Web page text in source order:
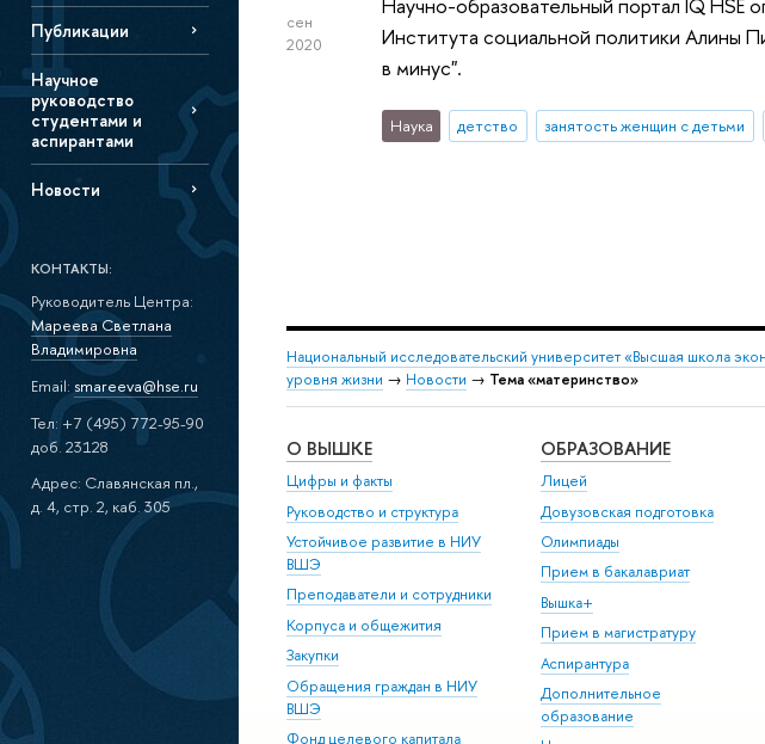
Публикации
Научное
руководство
студентами и
аспирантами
Новости
КОНТАКТЫ:
Руководитель Центра:
Мареева Светлана
Владимировна
Email: smareeva@hse.ru
Тел: +7 (495) 772-95-90
доб. 23128
Адрес: Славянская пл.,
д. 4, стр. 2, каб. 305
сен
2020
Института социальной политики Алины
в минус".
Наука детство занятость женщин с детьми
Национальный исследовательский университет «Высшая школа
уровня жизни → Новости → Тема «материнство»
О ВЫШКЕ
Цифры и факты
Руководство и структура
Устойчивое развитие в НИУ
ВШЭ
Преподаватели и сотрудники
Корпуса и общежития
Закупки
Обращения граждан в НИУ
ВШЭ
Фонд целевого капитала
ОБРАЗОВАНИЕ
Лицей
Довузовская подготовка
Олимпиады
Прием в бакалавриат
Вышка+
Прием в магистратуру
Аспирантура
Дополнительное
образование